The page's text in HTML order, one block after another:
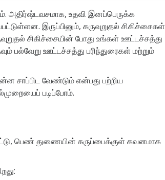
அதிர்ஷ்டவசமாக, உதவி இனப்பெருக்க
இருப்பினும், கருவுறுதல் சிகிச்சைகள்
சிகிச்சையின் போது உங்கள் ஊட்டச்சத்து
பல்வேறு ஊட்டச்சத்து பரிந்துரைகள் மற்றும்
சாப்பிட வேண்டும் என்பது பற்றிய
படிப்போம்.
பெண் துணையின் கருப்பைக்குள் கவனமாக